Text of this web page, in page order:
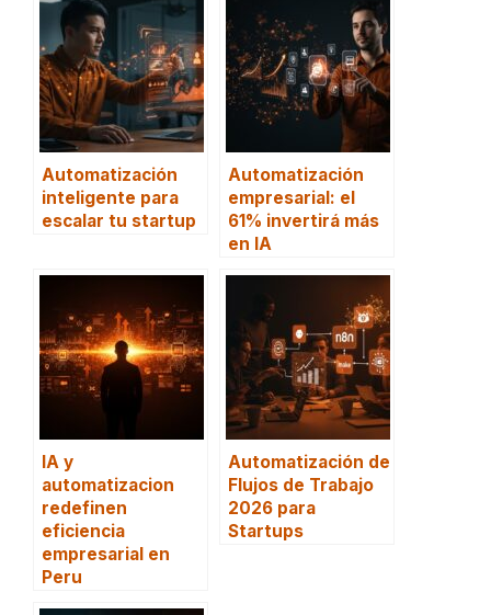
Automatización
inteligente para
escalar tu startup
Automatización
empresarial: el
61% invertirá más
en IA
IA y
automatizacion
redefinen
eficiencia
empresarial en
Peru
Automatización de
Flujos de Trabajo
2026 para
Startups